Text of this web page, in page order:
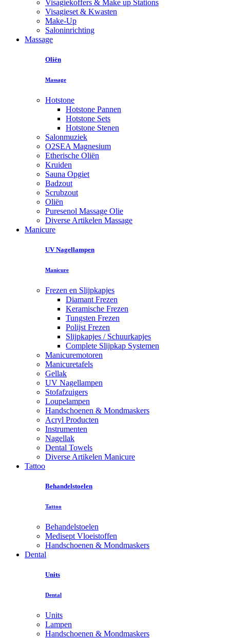
Visagiekoffers & Make up Stations
Visagieset & Kwasten
Make-Up
Saloninrichting
Massage
Oliën
Massage
Hotstone
Hotstone Pannen
Hotstone Sets
Hotstone Stenen
Salonmuziek
O2SEA Magnesium
Etherische Oliën
Kruiden
Sauna Opgiet
Badzout
Scrubzout
Oliën
Puresenol Massage Olie
Diverse Artikelen Massage
Manicure
UV Nagellampen
Manicure
Frezen en Slijpkapjes
Diamant Frezen
Keramische Frezen
Tungsten Frezen
Polijst Frezen
Slijpkapjes / Schuurkapjes
Complete Slijpkap Systemen
Manicuremotoren
Manicuretafels
Gellak
UV Nagellampen
Stofafzuigers
Loupelampen
Handschoenen & Mondmaskers
Acryl Producten
Instrumenten
Nagellak
Dental Towels
Diverse Artikelen Manicure
Tattoo
Behandelstoelen
Tattoo
Behandelstoelen
Medisept Vloeistoffen
Handschoenen & Mondmaskers
Dental
Units
Dental
Units
Lampen
Handschoenen & Mondmaskers